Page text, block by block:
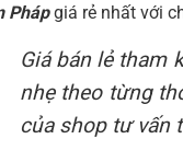
Phápgiá rẻ nhất với
Giá bán lẻ tham
nhẹ theo từng
của shop tư vấn